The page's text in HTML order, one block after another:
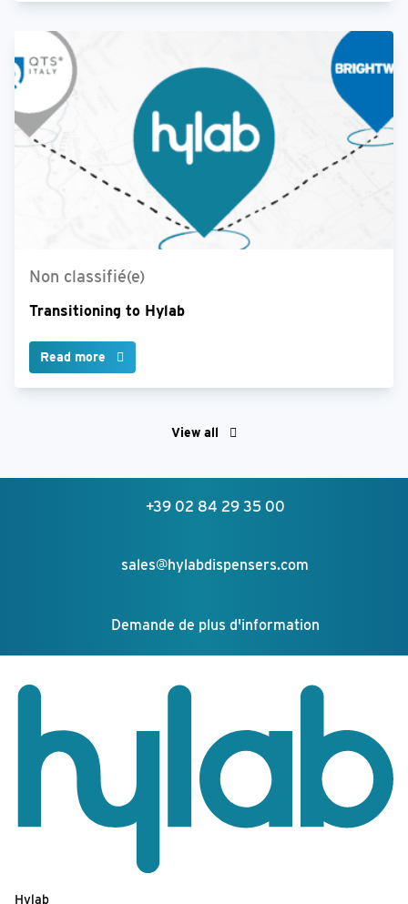
Non classifié(e)
Transitioning to Hylab
Read more
View all
+39 02 84 29 35 00
sales@hylabdispensers.com
Demande de plus d'information
Hylab